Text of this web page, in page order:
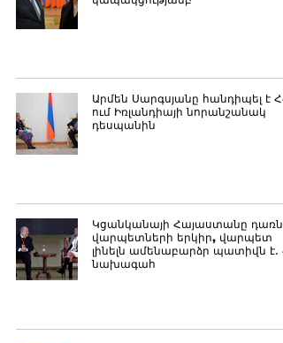
Արմեն Սարգսյանը հանդիպել է
ում Իռլանդիայի նորանշանակ
դեսպանին
Կցանկանայի Հայաստանը
վարպետների երկիր, վարպետ
լինելն ամենաբարձր պատիվն է․
նախագահ